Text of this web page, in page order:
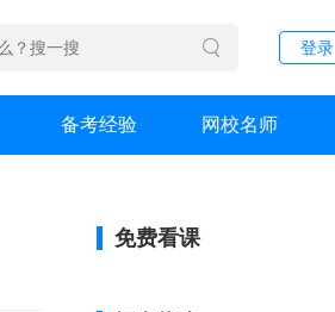
登录
备考经验 网校名师
免费看课